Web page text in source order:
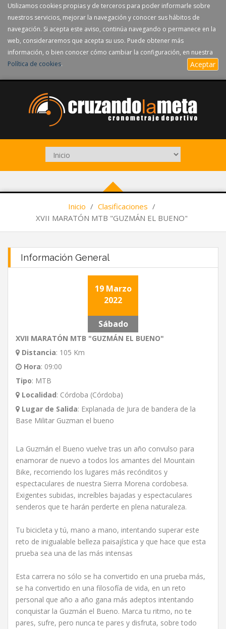
Utilizamos cookies propias y de terceros para poder informarle sobre
nuestros servicios, mejorar la navegación y conocer sus hábitos de
navegación. Si acepta este aviso, continúa navegando o permanece en la
web, consideraremos que acepta su uso. Puede obtener más
información, o bien conocer cómo cambiar la configuración, en nuestra
Política de cookies. Aceptar
Inicio / Clasificaciones /
XVII MARATÓN MTB "GUZMÁN EL BUENO"
Información General
19 Marzo
2022
Sábado
XVII MARATÓN MTB "GUZMÁN EL BUENO"
Distancia: 105 Km
Hora: 09:00
Tipo: MTB
Localidad: Córdoba (Córdoba)
Lugar de Salida: Explanada de Jura de bandera de la
Base Militar Guzman el bueno
La Guzmán el Bueno vuelve tras un año convulso para
enamorar de nuevo a todos los amantes del Mountain
Bike, recorriendo los lugares más recónditos y
espectaculares de nuestra Sierra Morena cordobesa.
Exigentes subidas, increíbles bajadas y espectaculares
senderos que te harán perderte en plena naturaleza.
Tu bicicleta y tú, mano a mano, intentando superar este
reto de inigualable belleza paisajística y que hace que esta
prueba sea una de las más intensas
Esta carrera no sólo se ha convertido en una prueba más,
se ha convertido en una filosofía de vida, en un reto
personal que año a año gana más adeptos intentando
conquistar la Guzmán el Bueno. Marca tu ritmo, no te
pares, sufre, pero nunca te pares y disfruta, sobre todo